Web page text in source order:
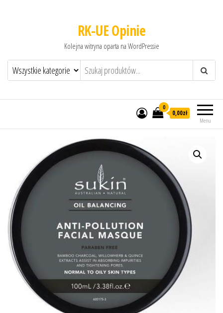
RK-UE Opinie
Kolejna witryna oparta na WordPressie
Menu
0
0,00zł